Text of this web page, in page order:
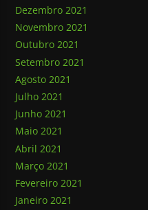
Dezembro 2021
Novembro 2021
Outubro 2021
Setembro 2021
Agosto 2021
Julho 2021
Junho 2021
Maio 2021
Abril 2021
Março 2021
Fevereiro 2021
Janeiro 2021